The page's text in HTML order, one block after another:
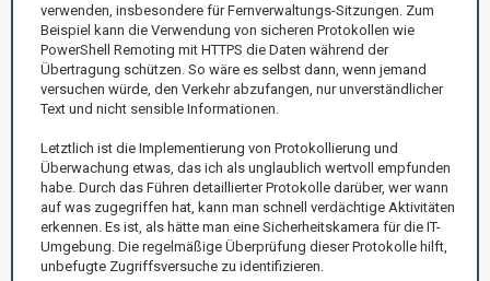
verwenden, insbesondere für Fernverwaltungs-Sitzungen. Zum
Beispiel kann die Verwendung von sicheren Protokollen wie
PowerShell Remoting mit HTTPS die Daten während der
Übertragung schützen. So wäre es selbst dann, wenn jemand
versuchen würde, den Verkehr abzufangen, nur unverständlicher
Text und nicht sensible Informationen.
Letztlich ist die Implementierung von Protokollierung und
Überwachung etwas, das ich als unglaublich wertvoll empfunden
habe. Durch das Führen detaillierter Protokolle darüber, wer wann
auf was zugegriffen hat, kann man schnell verdächtige Aktivitäten
erkennen. Es ist, als hätte man eine Sicherheitskamera für die IT-
Umgebung. Die regelmäßige Überprüfung dieser Protokolle hilft,
unbefugte Zugriffsversuche zu identifizieren.